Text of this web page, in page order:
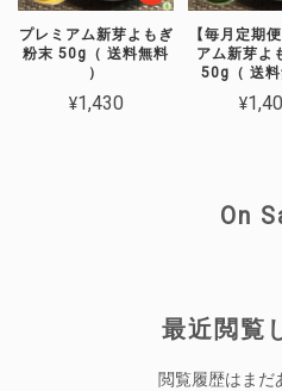
ティーバッ
がり頂くと
ませんので
は 冷める前
です(*^-^*)
プレミアム新芽よもぎ
粉末 50g（ 送料無料
）
¥1,430
【毎月定期
アム新芽よ
50g（ 送料
On
最近閲覧
閲覧履歴はまだ